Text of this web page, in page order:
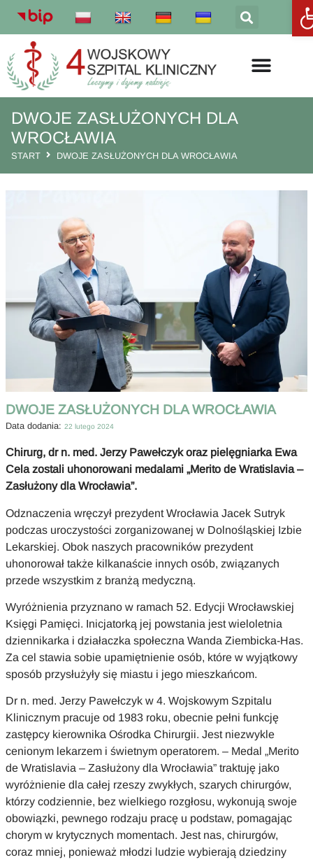
DWOJE ZASŁUŻONYCH DLA
WROCŁAWIA
START DWOJE ZASŁUŻONYCH DLA WROCŁAWIA
DWOJE ZASŁUŻONYCH DLA WROCŁAWIA
Data dodania: 22 lutego 2024
Chirurg, dr n. med. Jerzy Pawełczyk oraz pielęgniarka Ewa
Cela zostali uhonorowani medalami „Merito de Wratislavia –
Zasłużony dla Wrocławia”.
Odznaczenia wręczył prezydent Wrocławia Jacek Sutryk
podczas uroczystości zorganizowanej w Dolnośląskiej Izbie
Lekarskiej. Obok naszych pracowników prezydent
uhonorował także kilkanaście innych osób, związanych
przede wszystkim z branżą medyczną.
Wyróżnienia przyznano w ramach 52. Edycji Wrocławskiej
Księgi Pamięci. Inicjatorką jej powstania jest wieloletnia
dziennikarka i działaczka społeczna Wanda Ziembicka-Has.
Za cel stawia sobie upamiętnienie osób, które w wyjątkowy
sposób przysłużyły się miastu i jego mieszkańcom.
Dr n. med. Jerzy Pawełczyk w 4. Wojskowym Szpitalu
Klinicznym pracuje od 1983 roku, obecnie pełni funkcję
zastępcy kierownika Ośrodka Chirurgii. Jest niezwykle
cenionym lekarzem i świetnym operatorem. – Medal „Merito
de Wratislavia – Zasłużony dla Wrocławia” traktuję jako
wyróżnienie dla całej rzeszy zwykłych, szarych chirurgów,
którzy codziennie, bez wielkiego rozgłosu, wykonują swoje
obowiązki, pewnego rodzaju pracę u podstaw, pomagając
chorym w krytycznych momentach. Jest nas, chirurgów,
coraz mniej, ponieważ młodzi ludzie wybierają dziedziny